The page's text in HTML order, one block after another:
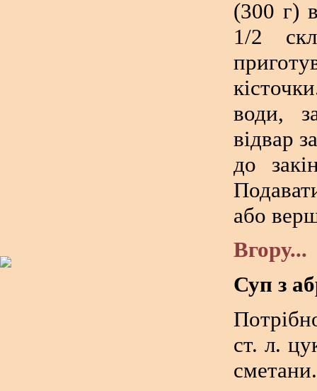
(300 г)
1/2
води,
відвар
до
або
Вгору...
Суп з
ст. л.
сметани.